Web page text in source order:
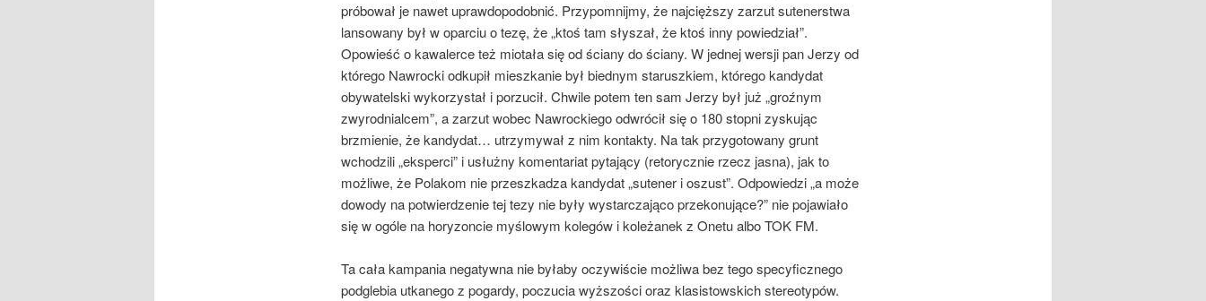
próbował je nawet uprawdopodobnić. Przypomnijmy, że najcięższy zarzut sutenerstwa
lansowany był w oparciu o tezę, że „ktoś tam słyszał, że ktoś inny powiedział”.
Opowieść o kawalerce też miotała się od ściany do ściany. W jednej wersji pan Jerzy od
którego Nawrocki odkupił mieszkanie był biednym staruszkiem, którego kandydat
obywatelski wykorzystał i porzucił. Chwile potem ten sam Jerzy był już „groźnym
zwyrodnialcem”, a zarzut wobec Nawrockiego odwrócił się o 180 stopni zyskując
brzmienie, że kandydat… utrzymywał z nim kontakty. Na tak przygotowany grunt
wchodzili „eksperci” i usłużny komentariat pytający (retorycznie rzecz jasna), jak to
możliwe, że Polakom nie przeszkadza kandydat „sutener i oszust”. Odpowiedzi „a może
dowody na potwierdzenie tej tezy nie były wystarczająco przekonujące?” nie pojawiało
się w ogóle na horyzoncie myślowym kolegów i koleżanek z Onetu albo TOK FM.
Ta cała kampania negatywna nie byłaby oczywiście możliwa bez tego specyficznego
podglebia utkanego z pogardy, poczucia wyższości oraz klasistowskich stereotypów.